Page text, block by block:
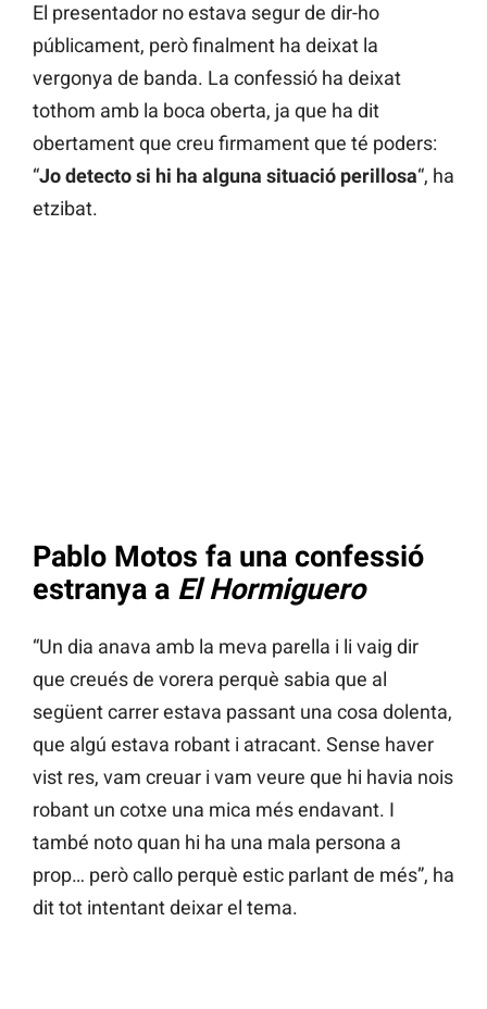
El presentador no estava segur de dir-ho
públicament, però finalment ha deixat la
vergonya de banda. La confessió ha deixat
tothom amb la boca oberta, ja que ha dit
obertament que creu firmament que té poders:
“Jo detecto si hi ha alguna situació perillosa“, ha
etzibat.
Pablo Motos fa una confessió
estranya a El Hormiguero
“Un dia anava amb la meva parella i li vaig dir
que creués de vorera perquè sabia que al
següent carrer estava passant una cosa dolenta,
que algú estava robant i atracant. Sense haver
vist res, vam creuar i vam veure que hi havia nois
robant un cotxe una mica més endavant. I
també noto quan hi ha una mala persona a
prop… però callo perquè estic parlant de més”, ha
dit tot intentant deixar el tema.